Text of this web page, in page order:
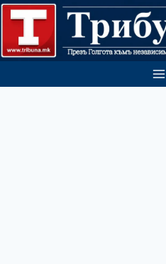
Skip
content